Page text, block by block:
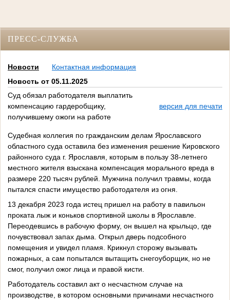
ПРЕСС-СЛУЖБА
Новости
Контактная информация
Новость от 05.11.2025
Суд обязал работодателя выплатить
компенсацию гардеробщику,
получившему ожоги на работе
версия для печати
Судебная коллегия по гражданским делам Ярославского
областного суда оставила без изменения решение Кировского
районного суда г. Ярославля, которым в пользу 38-летнего
местного жителя взыскана компенсация морального вреда в
размере 220 тысяч рублей. Мужчина получил травмы, когда
пытался спасти имущество работодателя из огня.
13 декабря 2023 года истец пришел на работу в павильон
проката лыж и коньков спортивной школы в Ярославле.
Переодевшись в рабочую форму, он вышел на крыльцо, где
почувствовал запах дыма. Открыл дверь подсобного
помещения и увидел пламя. Крикнул сторожу вызывать
пожарных, а сам попытался вытащить снегоуборщик, но не
смог, получил ожог лица и правой кисти.
Работодатель составил акт о несчастном случае на
производстве, в котором основными причинами несчастного